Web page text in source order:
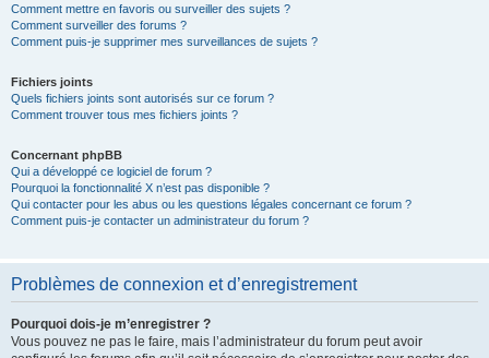
Comment mettre en favoris ou surveiller des sujets ?
Comment surveiller des forums ?
Comment puis-je supprimer mes surveillances de sujets ?
Fichiers joints
Quels fichiers joints sont autorisés sur ce forum ?
Comment trouver tous mes fichiers joints ?
Concernant phpBB
Qui a développé ce logiciel de forum ?
Pourquoi la fonctionnalité X n’est pas disponible ?
Qui contacter pour les abus ou les questions légales concernant ce forum ?
Comment puis-je contacter un administrateur du forum ?
Problèmes de connexion et d’enregistrement
Pourquoi dois-je m’enregistrer ?
Vous pouvez ne pas le faire, mais l’administrateur du forum peut avoir